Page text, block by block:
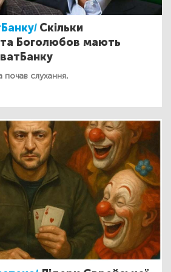
Скільки
Боголюбов мають
слухання.